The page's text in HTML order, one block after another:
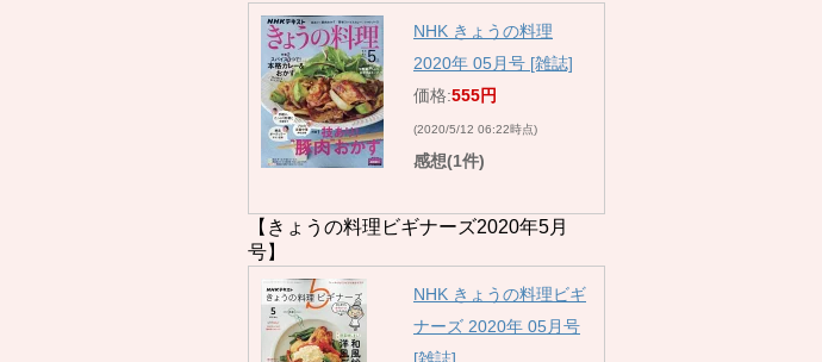
NHK きょうの料理
2020年 05月号 [雑誌]
価格:555円
(2020/5/12 06:22時点)
感想(1件)
【きょうの料理ビギナーズ2020年5月
号】
NHK きょうの料理ビギ
ナーズ 2020年 05月号